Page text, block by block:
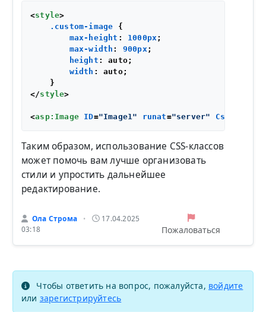
<style>
.custom-image {
max-height : 1000px;
max-width : 900px;
height : auto;
width : auto;
</style>
<asp:Image ID="Image1" runat="server" CssClass
Таким образом, использование CSS-классов
может помочь вам лучше организовать
стили и упростить дальнейшее
редактирование.
Ола Строма •
17.04.2025
03:18
Пожаловаться
Чтобы ответить на вопрос, пожалуйста, войдите
или зарегистрируйтесь